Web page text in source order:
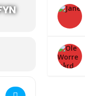
Musik & Jam aften []